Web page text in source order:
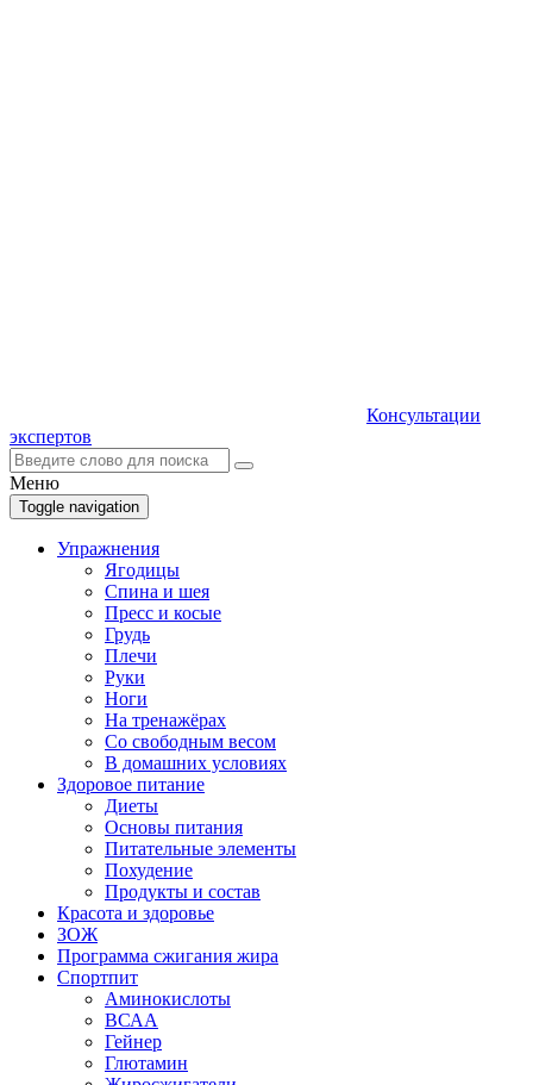
Консультации
экспертов
Меню
Toggle navigation
Упражнения
Ягодицы
Спина и шея
Пресс и косые
Грудь
Плечи
Руки
Ноги
На тренажёрах
Со свободным весом
В домашних условиях
Здоровое питание
Диеты
Основы питания
Питательные элементы
Похудение
Продукты и состав
Красота и здоровье
ЗОЖ
Программа сжигания жира
Спортпит
Аминокислоты
ВСАА
Гейнер
Глютамин